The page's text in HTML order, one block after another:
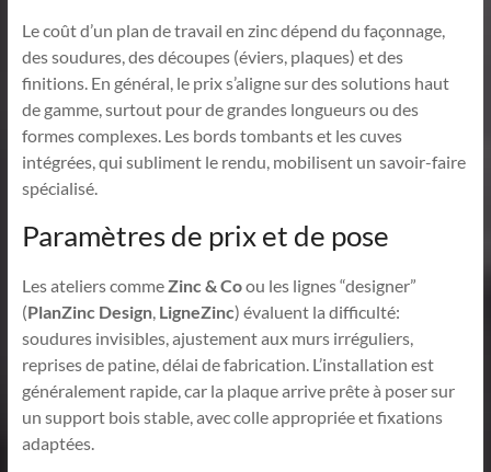
Le coût d’un plan de travail en zinc dépend du façonnage,
des soudures, des découpes (éviers, plaques) et des
finitions. En général, le prix s’aligne sur des solutions haut
de gamme, surtout pour de grandes longueurs ou des
formes complexes. Les bords tombants et les cuves
intégrées, qui subliment le rendu, mobilisent un savoir-faire
spécialisé.
Paramètres de prix et de pose
Les ateliers commeZinc & Coou les lignes “designer”
(PlanZinc Design, LigneZinc) évaluent la difficulté:
soudures invisibles, ajustement aux murs irréguliers,
reprises de patine, délai de fabrication. L’installation est
généralement rapide, car la plaque arrive prête à poser sur
un support bois stable, avec colle appropriée et fixations
adaptées.